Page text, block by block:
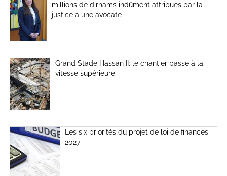
millions de dirhams indûment attribués par la
justice à une avocate
Grand Stade Hassan II: le chantier passe à la
vitesse supérieure
Les six priorités du projet de loi de finances
2027